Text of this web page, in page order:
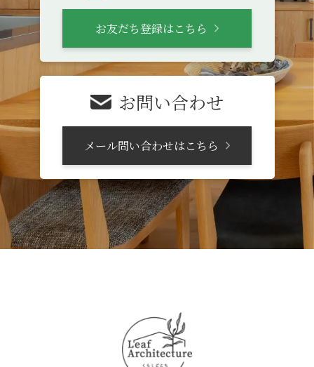
お友だち登録はこちら
お問い合わせ
メール問い合わせはこちら